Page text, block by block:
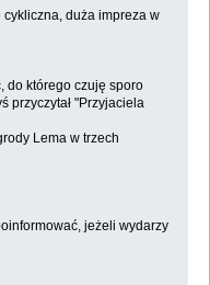
duża impreza w
do którego czuję sporo
przyczytał "Przyjaciela
Lema w trzech
jeżeli wydarzy